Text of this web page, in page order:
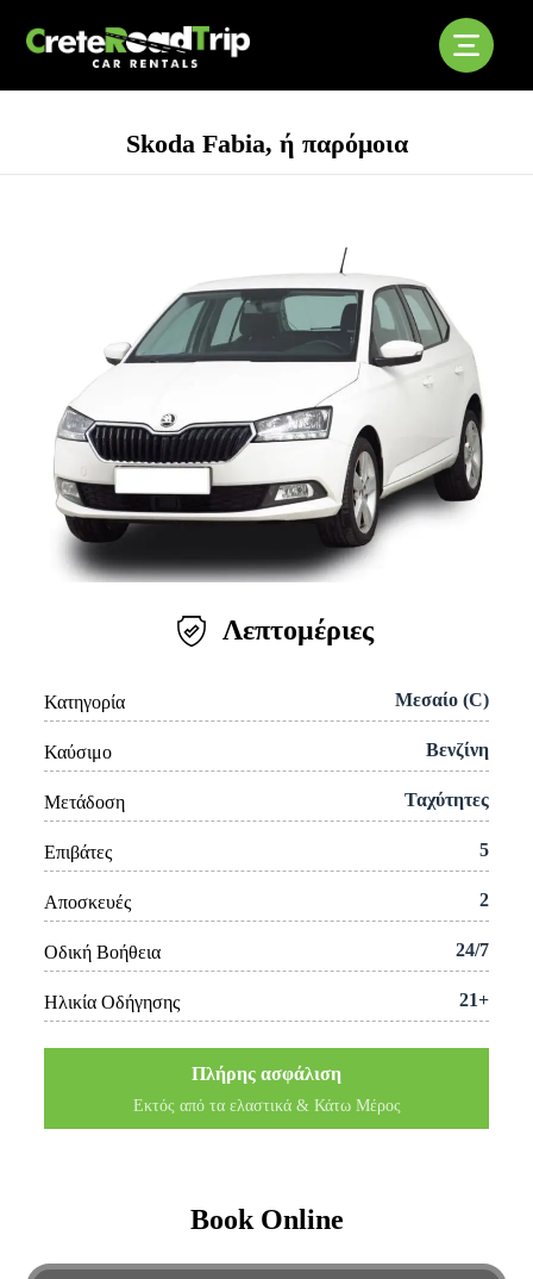
Skoda Fabia, ή παρόμοια
Λεπτομέριες
Κατηγορία Μεσαίο (C)
Καύσιμο Βενζίνη
Μετάδοση Ταχύτητες
Επιβάτες 5
Αποσκευές 2
Οδική Βοήθεια 24/7
Ηλικία Οδήγησης 21+
Πλήρης ασφάλιση
Εκτός από τα ελαστικά & Κάτω Μέρος
Book Online